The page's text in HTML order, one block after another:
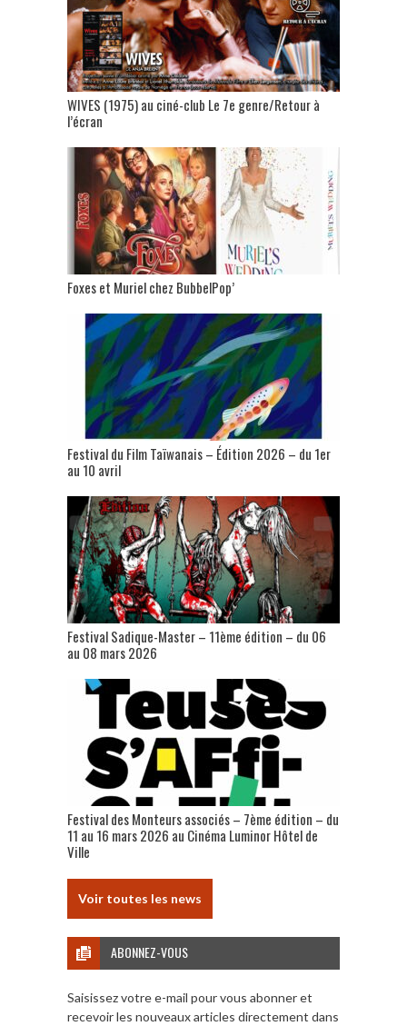
WIVES (1975) au ciné-club Le 7e genre/Retour à
l’écran
Foxes et Muriel chez BubbelPop’
Festival du Film Taïwanais – Édition 2026 – du 1er
au 10 avril
Festival Sadique-Master – 11ème édition – du 06
au 08 mars 2026
Festival des Monteurs associés – 7ème édition – du
11 au 16 mars 2026 au Cinéma Luminor Hôtel de
Ville
Voir toutes les news
ABONNEZ-VOUS
Saisissez votre e-mail pour vous abonner et
recevoir les nouveaux articles directement dans